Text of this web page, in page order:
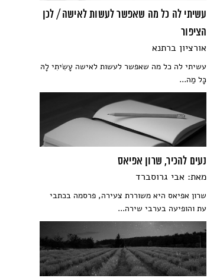
עשיתי לה כל מה שאפשר לעשות לאישה / לכן
הציפור
אורציון ברתנא
עשיתי לה כל מה שאפשר לעשות לאישה עָשִׂיתִי לָהּ
כָּל מַה...
נעים להכיר, שרון אפיאס
מאת: אבי גרוסברד
שרון אפיאס היא משוררת צעירה, פרסמה בכתבי
עת והופיעה בערבי שירה...